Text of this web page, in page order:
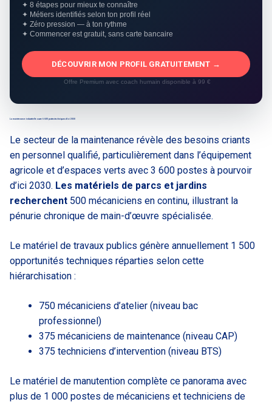
✦ 8 étapes pour mieux te connaître
✦ Métiers identifiés selon ton profil réel
✦ Zéro pression — à ton rythme
✦ Commencer est gratuit, sans carte bancaire
DÉCOUVRIR MON PROFIL GRATUITEMENT →
Offre Premium avec coach humain disponible à 99 €
La maintenance industrielle ouvre 6 600 postes techniques d’ici 2030
Le secteur de la maintenance révèle des besoins criants
en personnel qualifié, particulièrement dans l’équipement
agricole et d’espaces verts avec 3 600 postes à pourvoir
d’ici 2030. Les matériels de parcs et jardins
recherchent 500 mécaniciens en continu, illustrant la
pénurie chronique de main-d’œuvre spécialisée.
Le matériel de travaux publics génère annuellement 1 500
opportunités techniques réparties selon cette
hiérarchisation :
750 mécaniciens d’atelier (niveau bac
professionnel)
375 mécaniciens de maintenance (niveau CAP)
375 techniciens d’intervention (niveau BTS)
Le matériel de manutention complète ce panorama avec
plus de 1 000 postes de mécaniciens et techniciens de